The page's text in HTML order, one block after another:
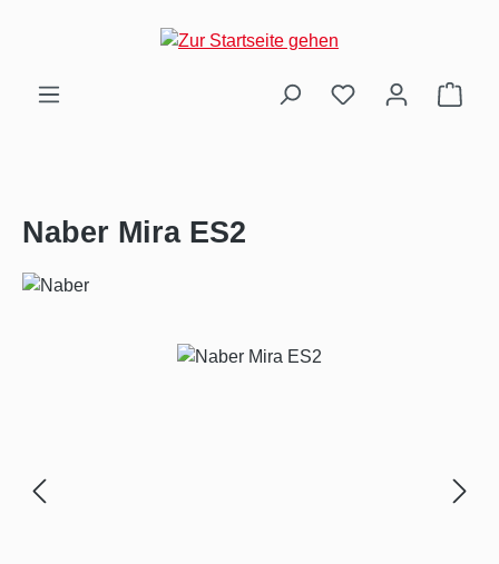
Zum Hauptinhalt springen
Naber Mira ES2
Bildergalerie überspringen